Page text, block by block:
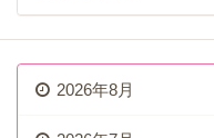
2026年8月